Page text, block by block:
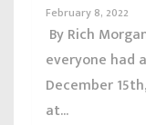
February 8, 2022
By Rich
everyone had
December
at...